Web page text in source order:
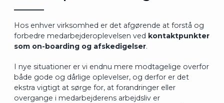
Hos enhver virksomhed er det afgørende at forstå og
forbedre medarbejderoplevelsen ved kontaktpunkter
som on-boarding og afskedigelser.
I nye situationer er vi endnu mere modtagelige overfor
både gode og dårlige oplevelser, og derfor er det
ekstra vigtigt at sørge for, at forandringer eller
overgange i medarbejderens arbejdsliv er